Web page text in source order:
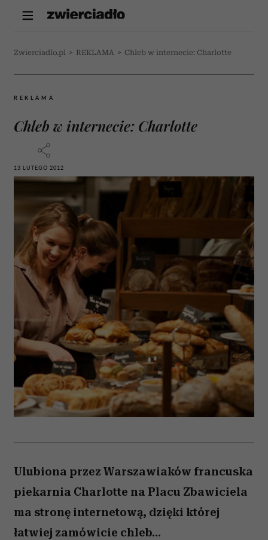
Zwierciadlo.pl > REKLAMA > Chleb w internecie: Charlotte
REKLAMA
Chleb w internecie: Charlotte
13 LUTEGO 2012
Ulubiona przez Warszawiaków francuska
piekarnia Charlotte na Placu Zbawiciela
ma stronę internetową, dzięki której
łatwiej zamówicie chleb...